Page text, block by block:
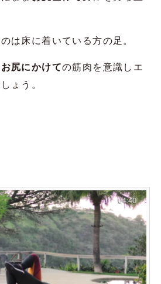
は床に着いている方の足。
尻にかけての筋肉を意識しエ
ょう。